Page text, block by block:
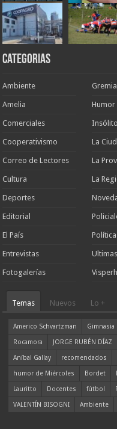
Categorias
Ambiente
Amelia
Comerciales
Cooperativismo
Correo de Lectores
Cultura
Deportes
Editorial
El País
Entrevistas
Fotogalerías
Humor
La
La
La
Política
Temas Nuevos Lo +
Americo Schvartzman Gimnasia
Rocamora
JORGE RUBÉN DÍAZ
Aníbal Gallay
recomendados
humor de Miércoles
Bordet
Lauritto
Docentes fútbol
VALENTÍN BISOGNI
Ambiente